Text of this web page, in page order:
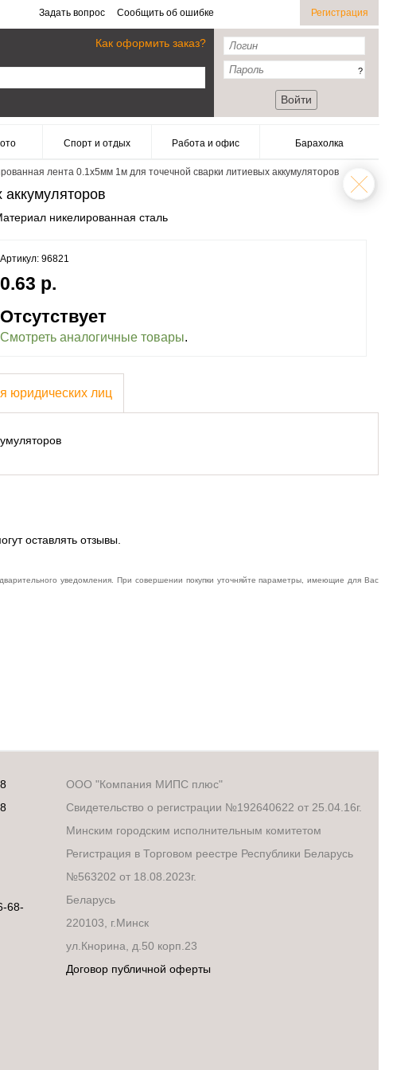
Задать вопрос Сообщить об ошибке Регистрация
Как оформить заказ?
?
Войти
Спорт и отдых Работа и офис Барахолка
лента 0.1x5мм 1м для точечной сварки литиевых аккумуляторов
никелированная сталь
Артикул: 96821
0.63 р.
Отсутствует
Смотреть аналогичные товары.
юридических лиц
оставлять отзывы.
уведомления. При совершении покупки уточняйте параметры, имеющие для Вас
68-
ООО "Компания МИПС плюс"
Свидетельство о регистрации №192640622 от 25.04.16г.
Минским городским исполнительным комитетом
Регистрация в Торговом реестре Республики Беларусь
№563202 от 18.08.2023г.
Беларусь
220103, г.Минск
ул.Кнорина, д.50 корп.23
Договор публичной оферты